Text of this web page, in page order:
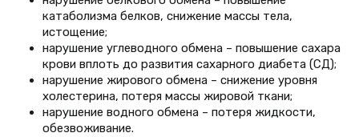
катаболизма белков, снижение массы тела,
истощение;
нарушение углеводного обмена – повышение сахара
крови вплоть до развития сахарного диабета (СД);
нарушение жирового обмена – снижение уровня
холестерина, потеря массы жировой ткани;
нарушение водного обмена – потеря жидкости,
обезвоживание.